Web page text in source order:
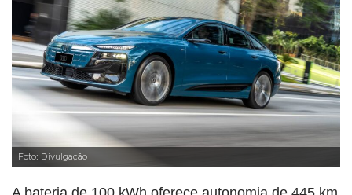
Foto: Divulgação